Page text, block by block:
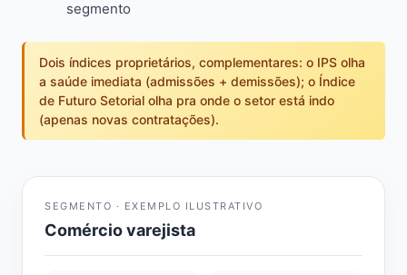
segmento
Dois índices proprietários, complementares: o IPS olha
a saúde imediata (admissões + demissões); o Índice
de Futuro Setorial olha pra onde o setor está indo
(apenas novas contratações).
SEGMENTO · EXEMPLO ILUSTRATIVO
Comércio varejista